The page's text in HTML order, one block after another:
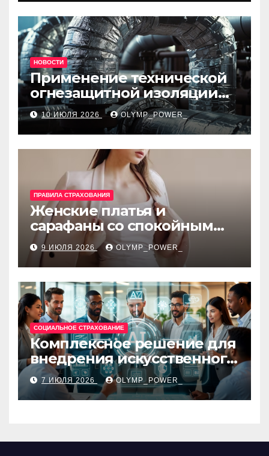
НОВОСТИ
Применение технической
огнезащитной изоляции
для промышленных
объектов и нормативные
требования
10 ИЮЛЯ 2026 OLYMP_POWER_
ПРАВИЛА СТРАХОВАНИЯ
Женские платья и
сарафаны со спокойным
силуэтом, комфортной
посадкой и размерами 42–
48
9 ИЮЛЯ 2026 OLYMP_POWER_
СОЦИАЛЬНОЕ СТРАХОВАНИЕ
Комплексное решение для
внедрения искусственного
интеллекта в бизнес-
процессы
7 ИЮЛЯ 2026 OLYMP_POWER_